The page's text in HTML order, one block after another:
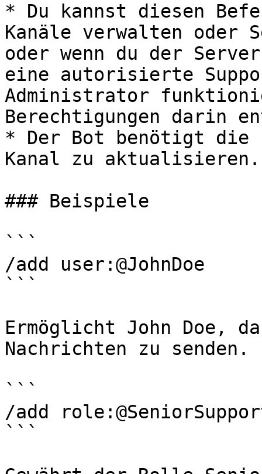
* Du kannst diesen
Kanäle verwalten oder
oder wenn du der
eine autorisierte
Administrator
Berechtigungen darin
* Der Bot benötigt die
Kanal zu aktualisieren.
### Beispiele
```
/add user:@JohnDoe
```
Ermöglicht John Doe,
Nachrichten zu senden.
```
/add
```